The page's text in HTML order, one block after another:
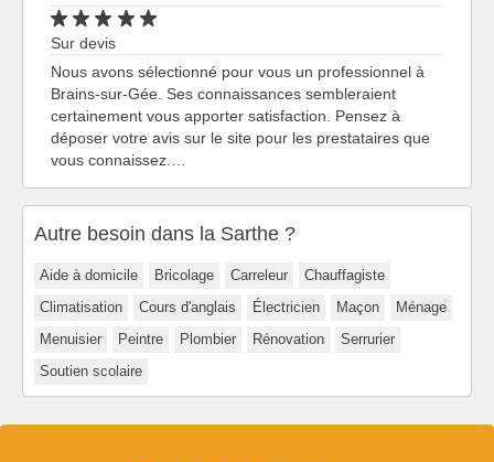
Sur devis
Nous avons sélectionné pour vous un professionnel à
Brains-sur-Gée. Ses connaissances sembleraient
certainement vous apporter satisfaction. Pensez à
déposer votre avis sur le site pour les prestataires que
vous connaissez.…
Autre besoin dans la Sarthe ?
Aide à domicile Bricolage Carreleur
Chauffagiste
Climatisation
Cours d'anglais Électricien Maçon
Ménage
Menuisier
Peintre Plombier Rénovation
Serrurier
Soutien scolaire